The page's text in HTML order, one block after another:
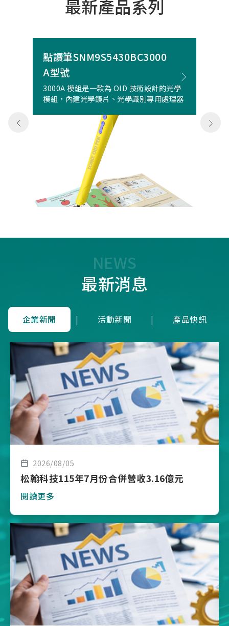
最新產品系列
點讀筆SNM9S5430BC3000
A型號
3000A 模組是一款為 OID 技術設計的光學
模組，內建光學鏡片、光學識別專用處理器
NEWS
最新消息
企業新聞 | 活動新聞 | 產品快訊
2026/08/05
松翰科技115年7月份合併營收3.16億元
閱讀更多